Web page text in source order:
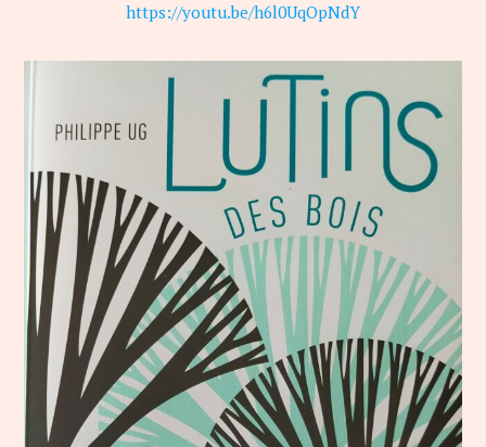
https://youtu.be/h6l0UqOpNdY